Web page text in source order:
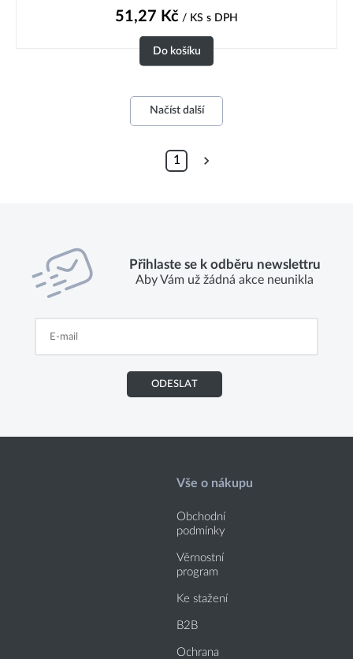
51,27 Kč / KS s DPH
Do košíku
Načíst další
1
Přihlaste se k odběru newslettru
Aby Vám už žádná akce neunikla
ODESLAT
Vše o nákupu
Obchodní
podmínky
Věrnostní
program
Ke stažení
B2B
Ochrana